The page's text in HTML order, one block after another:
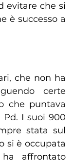
evitare che si
è successo a
che non ha
certe
che puntava
Pd. I suoi 900
stata sul
si è occupata
affrontato